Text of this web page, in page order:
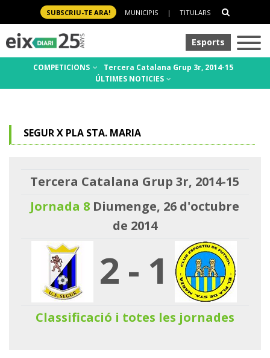
SUBSCRIU-TE ARA! MUNICIPIS | TITULARS
Esports
COMPETICIONS
Tercera Catalana Grup 3r, 2014-15
ÚLTIMES NOTICIES
SEGUR X PLA STA. MARIA
Tercera Catalana Grup 3r, 2014-15
Jornada 8 Diumenge, 26 d'octubre
de 2014
2 - 1
Classificació i totes les jornades